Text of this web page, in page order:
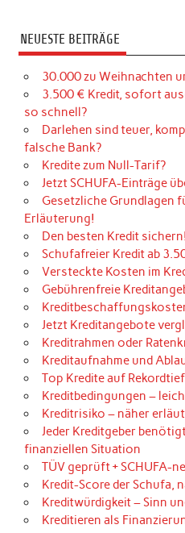
NEUESTE BEITRÄGE
30.000 zu Weihnachten
3.500 € Kredit, sofort
so schnell?
Darlehen sind teuer,
falsche Bank?
Kredite zum Null-Tarif?
Jetzt SCHUFA-Einträge
Gesetzliche Grundlagen
Erläuterung!
Den besten Kredit sichern!
Schufafreier Kredit ab
Versteckte Kosten im
Gebührenfreie
Jetzt Kreditangebote
Kreditrahmen oder
Kreditaufnahme und
Top Kredite auf
Kreditbedingungen –
Kreditrisiko – näher
Jeder Kreditgeber
finanziellen Situation
TÜV geprüft + SCHUFA-
Kredit-Score der Schufa,
Kreditwürdigkeit – Sinn
Kreditieren als